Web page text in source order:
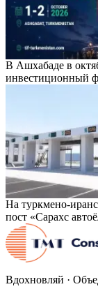
В Ашхабаде в
инвестиционный
На туркмено-
пост «Сарахс
Вдохновляй ·